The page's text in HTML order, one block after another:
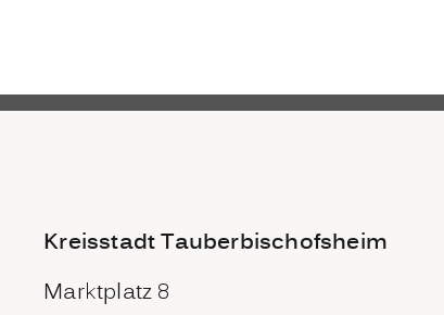
Kreisstadt Tauberbischofsheim
Marktplatz 8